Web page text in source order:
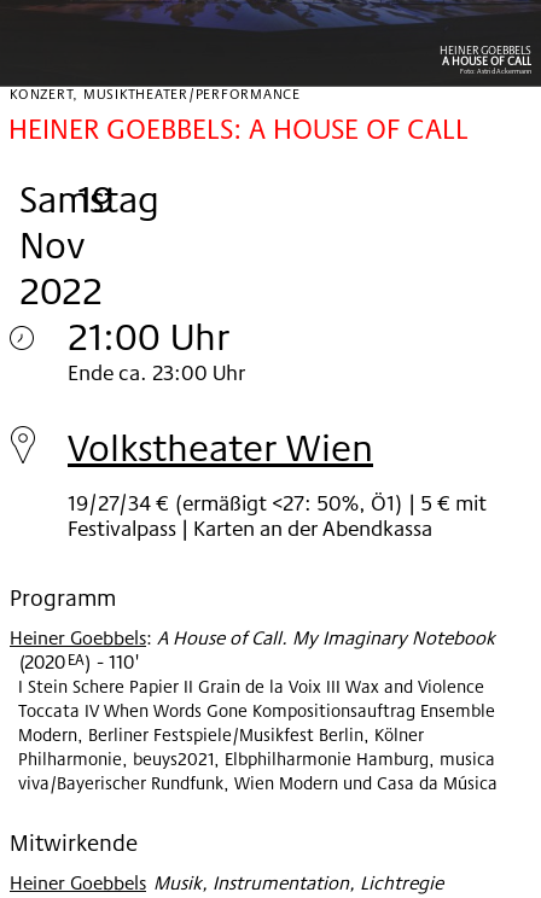
HEINER GOEBBELS
A HOUSE OF CALL
Foto: Astrid Ackermann
KONZERT, MUSIKTHEATER/PERFORMANCE
HEINER GOEBBELS: A HOUSE OF CALL
Samstag
, 19
.
Nov
2022
.
21:00 Uhr
Samstag
19.
Nov
2022
Ende ca. 23:00 Uhr
Volkstheater Wien
19/27/34 € (ermäßigt <27: 50%, Ö1) | 5 € mit
Festivalpass | Karten an der Abendkassa
Programm
Heiner Goebbels: A House of Call. My Imaginary Notebook
(2020EA) - 110'
I Stein Schere Papier II Grain de la Voix III Wax and Violence
Toccata IV When Words Gone Kompositionsauftrag Ensemble
Modern, Berliner Festspiele/Musikfest Berlin, Kölner
Philharmonie, beuys2021, Elbphilharmonie Hamburg, musica
viva/Bayerischer Rundfunk, Wien Modern und Casa da Música
Mitwirkende
Heiner Goebbels
: Musik, Instrumentation, Lichtregie